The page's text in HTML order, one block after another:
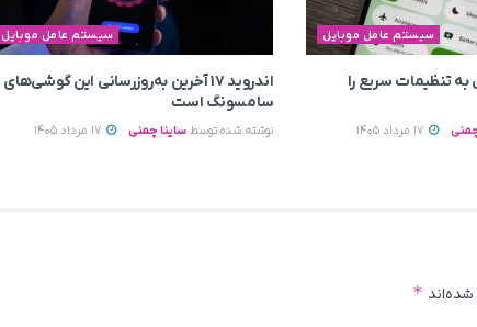
سیستم عامل موبایل
به تنظیمات سریع را
17 مرداد 1405
سیستم عامل موبایل
اندروید ۱۷ آخرین به‌روزرسانی این گوشی‌های
سامسونگ است
نوشته شده توسط ساینا چمنی
*